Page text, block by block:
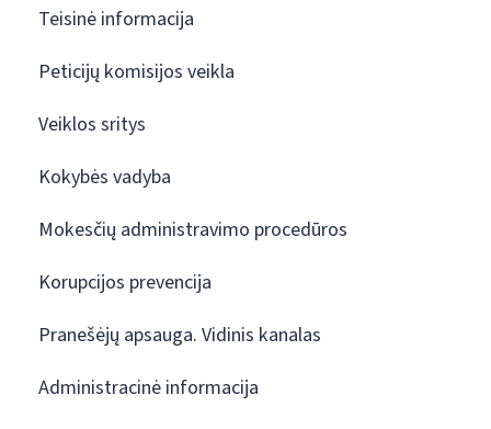
Teisinė informacija
Peticijų komisijos veikla
Veiklos sritys
Kokybės vadyba
Mokesčių administravimo procedūros
Korupcijos prevencija
Pranešėjų apsauga. Vidinis kanalas
Administracinė informacija